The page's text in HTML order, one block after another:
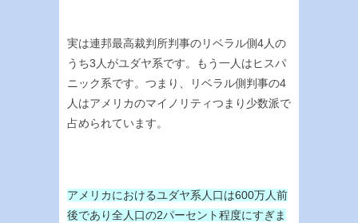
実は連邦最高裁判所判事のリベラル側4人の
うち3人がユダヤ系です。もう一人はヒスパ
ニック系です。つまり、リベラル側判事の4
人はアメリカのマイノリティつまり少数派で
占められています。
アメリカにおけるユダヤ系人口は600万人前
後であり全人口の2パーセント程度にすぎま